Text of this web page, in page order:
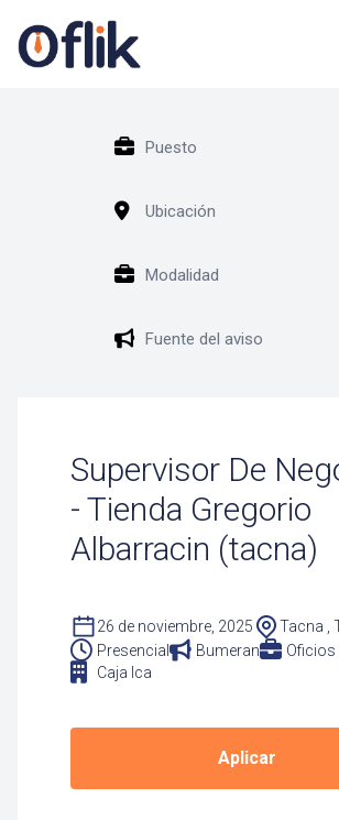
Supervisor De
- Tienda Gregorio
Albarracin (tacna)
26 de noviembre, 2025
Tacna ,
Presencial
Bumeran
Caja Ica
Aplicar